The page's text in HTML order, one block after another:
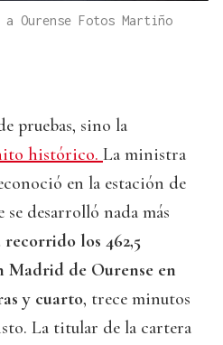
Ourense Fotos Martiño
pruebas, sino la
histórico. La ministra
en la estación de
se desarrolló nada más
los 462,5
Madrid de Ourense en
y cuarto, trece minutos
La titular de la cartera